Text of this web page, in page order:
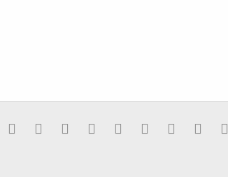
GetpocketFacebook
Twitter Reddit PinterestTumblr WhatsAppTelegram
Viber